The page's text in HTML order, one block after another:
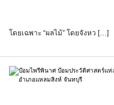
โดยเฉพาะ “ผลไม้” โดยจังหว […]